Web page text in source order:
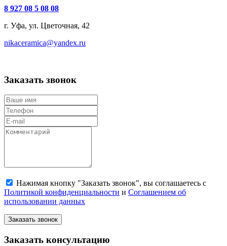
8 927 08 5 08 08
г. Уфа, ул. Цветочная, 42
nikaceramica@yandex.ru
Заказать звонок
Нажимая кнопку "Заказать звонок", вы соглашаетесь с
Политикой конфиденциальности и Соглашением об
использовании данных
Заказать звонок
Заказать консультацию